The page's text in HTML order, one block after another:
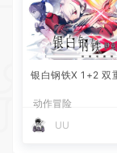
银白钢铁X 1+2 双
动作冒险
UU